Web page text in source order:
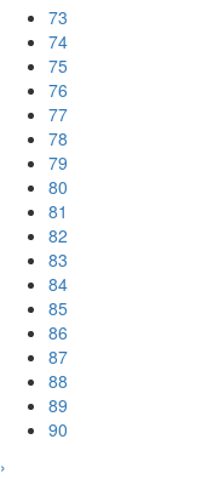
73
74
75
76
77
78
79
80
81
82
83
84
85
86
87
88
89
90
›